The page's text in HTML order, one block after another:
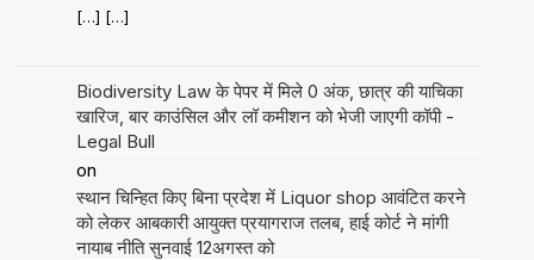
[…] […]
Biodiversity Law के पेपर में मिले 0 अंक, छात्र की याचिका
खारिज, बार काउंसिल और लॉ कमीशन को भेजी जाएगी कॉपी -
Legal Bull
on
स्थान चिन्हित किए बिना प्रदेश में Liquor shop आवंटित करने
को लेकर आबकारी आयुक्त प्रयागराज तलब, हाई कोर्ट ने मांगी
नायाब नीति सुनवाई 12अगस्त को